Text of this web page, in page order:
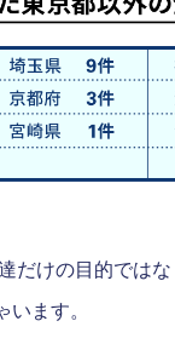
だけの目的では
ます。